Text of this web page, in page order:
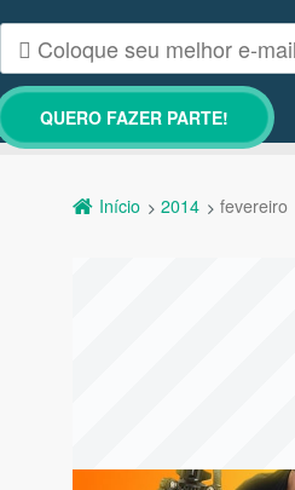
Início 2014 fevereiro